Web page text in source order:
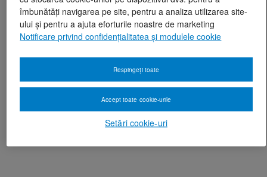
îmbunătăți navigarea pe site, pentru a analiza utilizarea site-
ului și pentru a ajuta eforturile noastre de marketing
Notificare privind confidențialitatea și modulele cookie
Setări cookie-uri
Respingeți toate
Accept toate cookie-urile